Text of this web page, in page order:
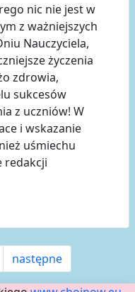
nic nie jest w
z ważniejszych
Nauczyciela,
życzenia
zdrowia,
sukcesów
z uczniów! W
i wskazanie
uśmiechu
redakcji
następne